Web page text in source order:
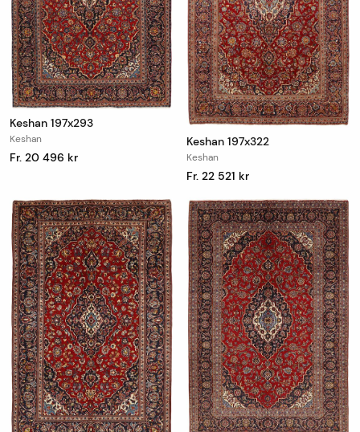
Keshan 197x293
Keshan
Fr. 20 496 kr
Keshan 197x322
Keshan
Fr. 22 521 kr